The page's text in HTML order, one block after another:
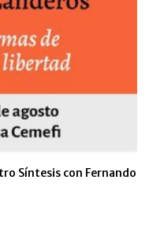
Síntesis con Fernando